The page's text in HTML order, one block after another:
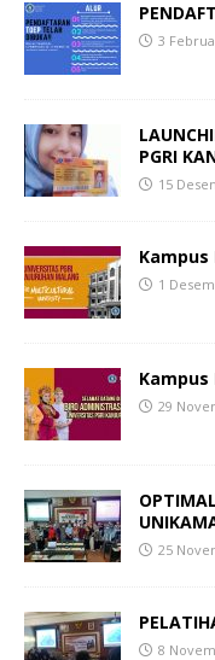
3
PGRI
15
1
29
25
8